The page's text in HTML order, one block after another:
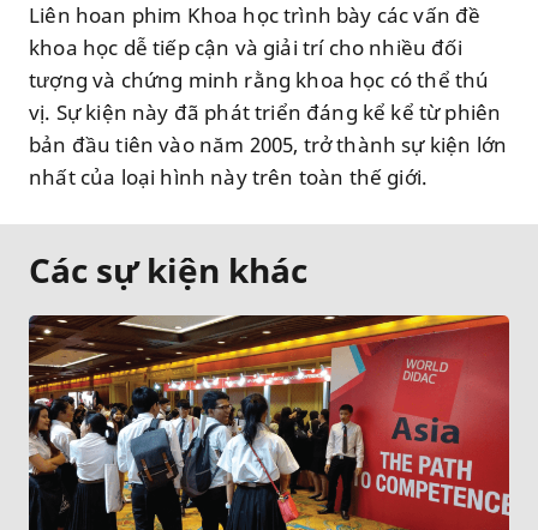
Liên hoan phim Khoa học trình bày các vấn đề
khoa học dễ tiếp cận và giải trí cho nhiều đối
tượng và chứng minh rằng khoa học có thể thú
vị. Sự kiện này đã phát triển đáng kể kể từ phiên
bản đầu tiên vào năm 2005, trở thành sự kiện lớn
nhất của loại hình này trên toàn thế giới.
Các sự kiện khác